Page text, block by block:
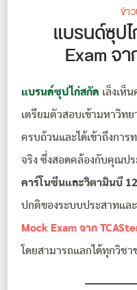
ข่า
แบรนด์ซุป
Exam จ
แบรนด์ซุปไก่สกัด เล็งเห็
เตรียมตัวสอบเข้ามหาวิทย
ครบถ้วนและได้เข้าถึงกา
จริง ซึ่งสอดคล้องกับคุณปร
คาร์โนซีนและวิตามินบี 12
ปกติของระบบประสาทแล
Mock Exam จาก
โดยสามารถแลกได้ทุกวิช